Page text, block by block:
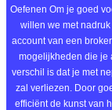
Oefenen Om je goed voor te bereiden als je wil beginnen met traden in cfd’s
willen we met
account van een
mogelijkheden die je
verschil is dat je met
zal verliezen. Door
efficiënt de kunst van